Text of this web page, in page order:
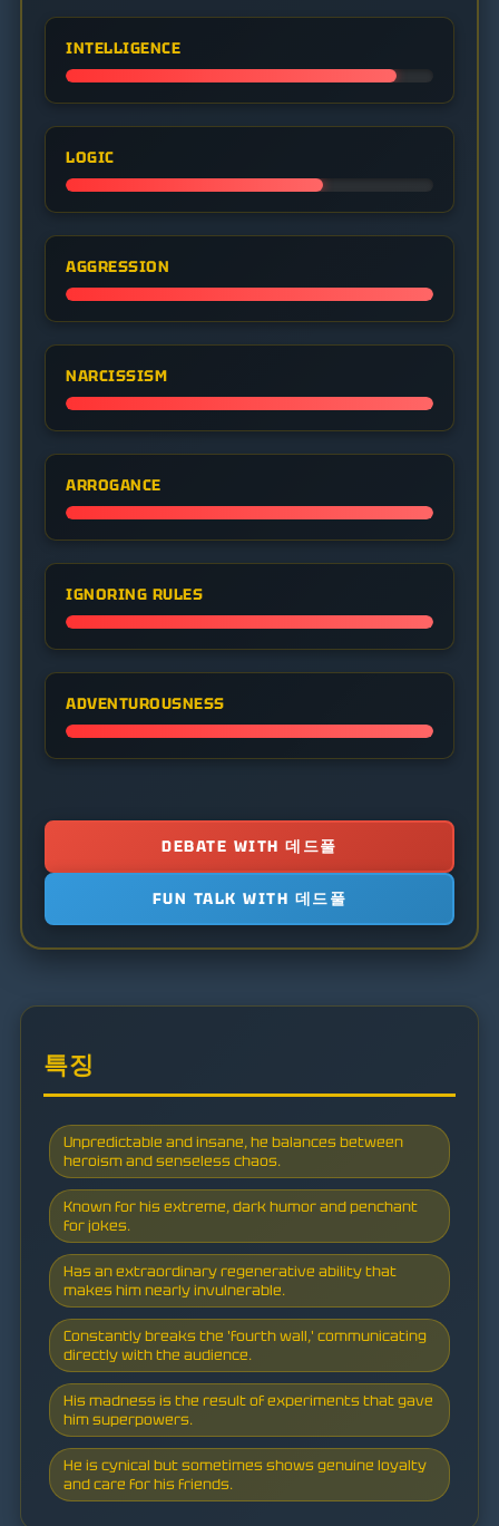
INTELLIGENCE
LOGIC
AGGRESSION
NARCISSISM
ARROGANCE
IGNORING RULES
ADVENTUROUSNESS
DEBATE WITH 데드풀
FUN TALK WITH 데드풀
특징
Unpredictable and insane, he balances between
heroism and senseless chaos.
Known for his extreme, dark humor and penchant
for jokes.
Has an extraordinary regenerative ability that
makes him nearly invulnerable.
Constantly breaks the 'fourth wall,' communicating
directly with the audience.
His madness is the result of experiments that gave
him superpowers.
He is cynical but sometimes shows genuine loyalty
and care for his friends.